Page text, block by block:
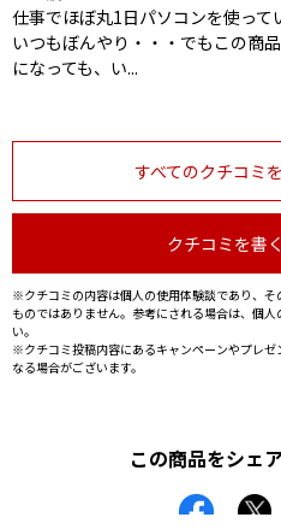
仕事でほぼ丸1日パソコンを使って
いつもぼんやり・・・でもこの商
になっても、い...
すべてのクチコミ
クチコミを書く
※クチコミの内容は個人の使用体験談であり、そ
ものではありません。参考にされる場合は、個
い。
※クチコミ投稿内容にあるキャンペーンやプレゼ
なる場合がございます。
この商品をシェ